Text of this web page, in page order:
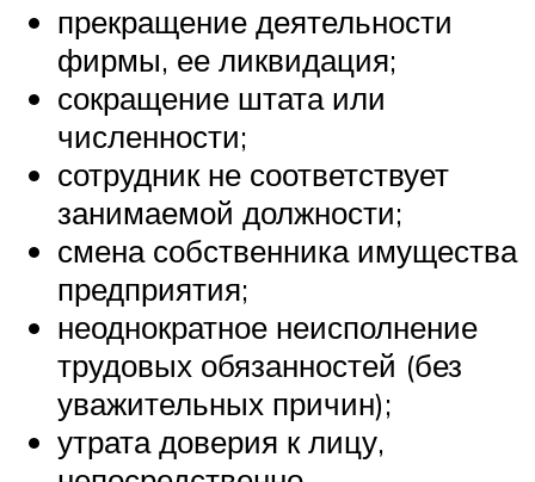
прекращение деятельности
фирмы, ее ликвидация;
сокращение штата или
численности;
сотрудник не соответствует
занимаемой должности;
смена собственника имущества
предприятия;
неоднократное неисполнение
трудовых обязанностей (без
уважительных причин);
утрата доверия к лицу,